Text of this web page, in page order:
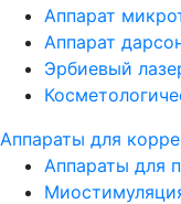
Аппарат
Аппарат
Эрбиевый
Аппараты для
Аппараты для